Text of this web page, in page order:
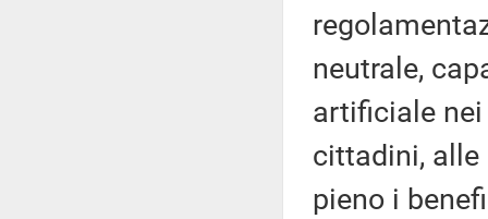
neutrale,
artificiale
cittadini,
pieno i